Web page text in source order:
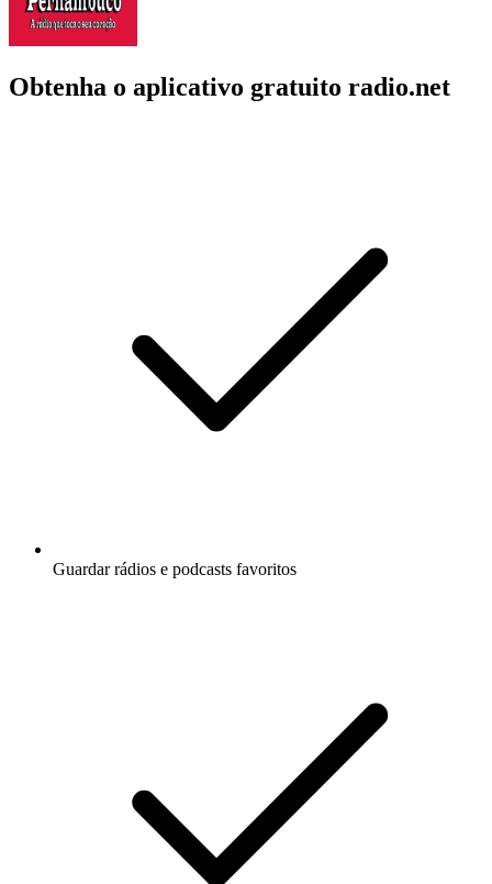
Obtenha o aplicativo gratuito radio.net
Guardar rádios e podcasts favoritos